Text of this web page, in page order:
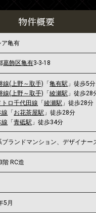
物件概要
ア亀有
葛飾区亀有3-3-18
線(上野～取手) 「亀有駅 」徒歩5分
線(上野～取手) 「綾瀬駅 」徒歩28
トロ千代田線 「綾瀬駅 」徒歩28分
線 「 お花茶屋駅 」徒歩28分
線 「青砥駅 」徒歩34分
ブランドマンション、デザイナー
階 RC造
5月